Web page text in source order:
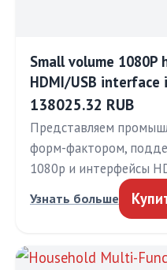
Small volume
HDMI/USB interface
138025.32 RUB
Представляем
форм-фактором,
1080p и интерфейсы
Узнать больше